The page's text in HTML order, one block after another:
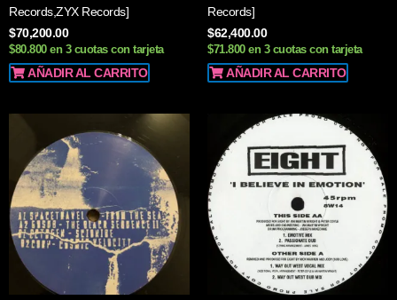
Records,ZYX Records]
$70,200.00
$80.800 en 3 cuotas con tarjeta
AÑADIR AL CARRITO
Records]
$62,400.00
$71.800 en 3 cuotas con tarjeta
AÑADIR AL CARRITO